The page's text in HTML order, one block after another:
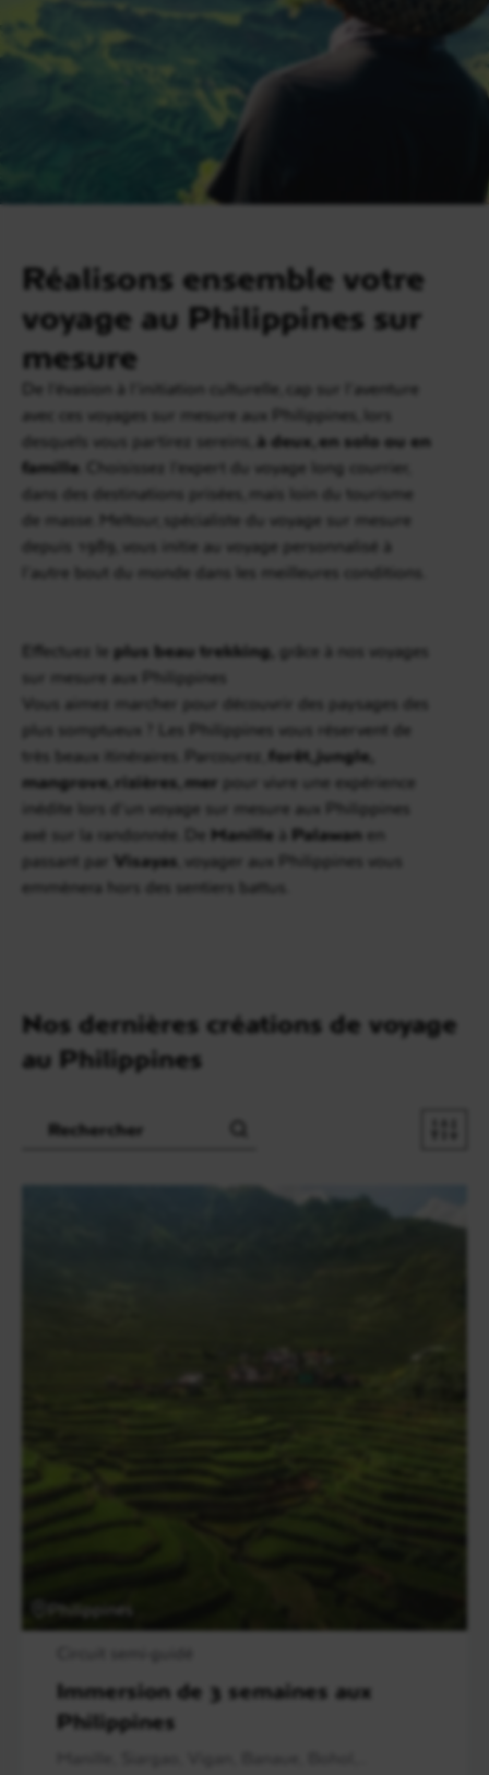
Réalisons ensemble votre
voyage au Philippines sur
mesure
De l’évasion à l’initiation culturelle, cap sur l’aventure
avec ces voyages sur mesure aux Philippines, lors
desquels vous partirez sereins, à deux, en solo ou en
famille . Choisissez l’expert du voyage long courrier,
dans des destinations prisées, mais loin du tourisme
de masse. Meltour, spécialiste du voyage sur mesure
depuis 1989, vous initie au voyage personnalisé à
l’autre bout du monde dans les meilleures conditions.
Effectuez le plus beau trekking, grâce à nos voyages
sur mesure aux Philippines
Vous aimez marcher pour découvrir des paysages des
plus somptueux ? Les Philippines vous réservent de
très beaux itinéraires. Parcourez, forêt, jungle,
mangrove, rizières, mer pour vivre une expérience
inédite lors d’un voyage sur mesure aux Philippines
axé sur la randonnée. De Manille à Palawan en
passant par Visayas , voyager aux Philippines vous
emmènera hors des sentiers battus.
Nos dernières créations de voyage
au Philippines
Recherche
Philippines
Immersion de 3 semaines aux
Philippines